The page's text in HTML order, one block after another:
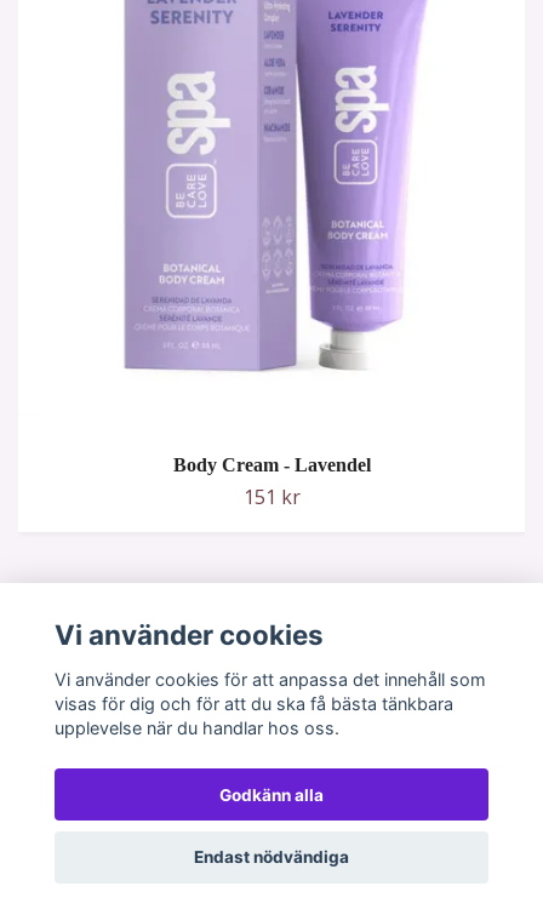
Body Cream - Lavendel
151 kr
© 2026 GlitterStudionPowered by Quickbutik
Vi använder cookies
Vi använder cookies för att anpassa det innehåll som
visas för dig och för att du ska få bästa tänkbara
upplevelse när du handlar hos oss.
Godkänn alla
Endast nödvändiga